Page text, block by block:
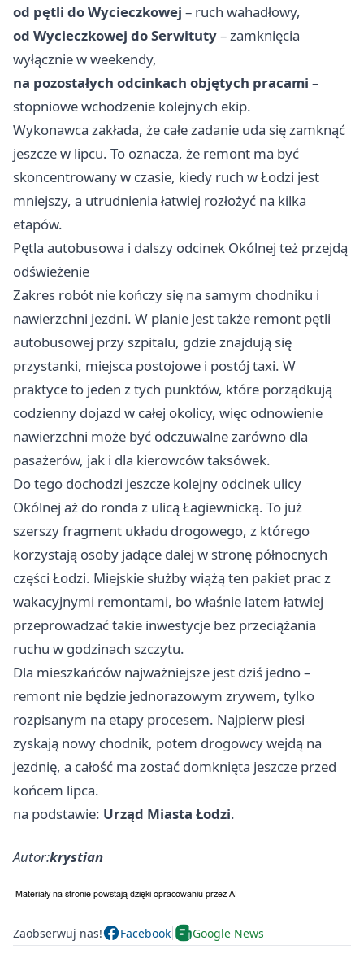
od pętli do Wycieczkowej – ruch wahadłowy,
od Wycieczkowej do Serwituty– zamknięcia
wyłącznie w weekendy,
na pozostałych odcinkach objętych pracami –
stopniowe wchodzenie kolejnych ekip.
Wykonawca zakłada, że całe zadanie uda się zamknąć
jeszcze w lipcu. To oznacza, że remont ma być
skoncentrowany w czasie, kiedy ruch w Łodzi jest
mniejszy, a utrudnienia łatwiej rozłożyć na kilka
etapów.
Pętla autobusowa i dalszy odcinek Okólnej też przejdą
odświeżenie
Zakres robót nie kończy się na samym chodniku i
nawierzchni jezdni. W planie jest także remont pętli
autobusowej przy szpitalu, gdzie znajdują się
przystanki, miejsca postojowe i postój taxi. W
praktyce to jeden z tych punktów, które porządkują
codzienny dojazd w całej okolicy, więc odnowienie
nawierzchni może być odczuwalne zarówno dla
pasażerów, jak i dla kierowców taksówek.
Do tego dochodzi jeszcze kolejny odcinek ulicy
Okólnej aż do ronda z ulicą Łagiewnicką. To już
szerszy fragment układu drogowego, z którego
korzystają osoby jadące dalej w stronę północnych
części Łodzi. Miejskie służby wiążą ten pakiet prac z
wakacyjnymi remontami, bo właśnie latem łatwiej
przeprowadzać takie inwestycje bez przeciążania
ruchu w godzinach szczytu.
Dla mieszkańców najważniejsze jest dziś jedno –
remont nie będzie jednorazowym zrywem, tylko
rozpisanym na etapy procesem. Najpierw piesi
zyskają nowy chodnik, potem drogowcy wejdą na
jezdnię, a całość ma zostać domknięta jeszcze przed
końcem lipca.
na podstawie: Urząd Miasta Łodzi.
Autor:krystian
Zaobserwuj nas! Facebook Google News